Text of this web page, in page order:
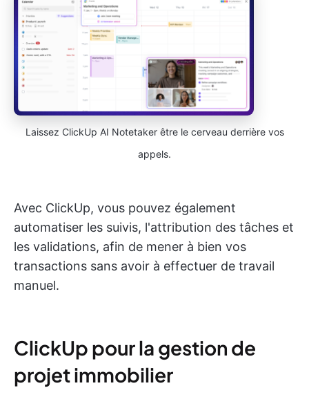
Laissez ClickUp AI Notetaker être le cerveau derrière vos
appels.
Avec ClickUp, vous pouvez également
automatiser les suivis, l'attribution des tâches et
les validations, afin de mener à bien vos
transactions sans avoir à effectuer de travail
manuel.
ClickUp pour la gestion de
projet immobilier